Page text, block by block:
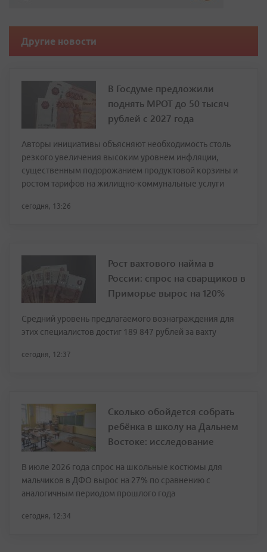
Другие новости
В Госдуме предложили
поднять МРОТ до 50 тысяч
рублей с 2027 года
Авторы инициативы объясняют необходимость столь
резкого увеличения высоким уровнем инфляции,
существенным подорожанием продуктовой корзины и
ростом тарифов на жилищно-коммунальные услуги
сегодня, 13:26
Рост вахтового найма в
России: спрос на сварщиков в
Приморье вырос на 120%
Средний уровень предлагаемого вознаграждения для
этих специалистов достиг 189 847 рублей за вахту
сегодня, 12:37
Сколько обойдется собрать
ребёнка в школу на Дальнем
Востоке: исследование
В июле 2026 года спрос на школьные костюмы для
мальчиков в ДФО вырос на 27% по сравнению с
аналогичным периодом прошлого года
сегодня, 12:34